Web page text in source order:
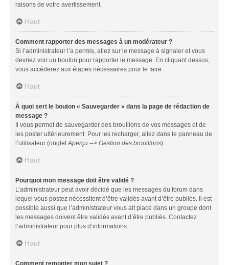
raisons de votre avertissement.
Haut
Comment rapporter des messages à un modérateur ?
Si l’administrateur l’a permis, allez sur le message à signaler et vous
devriez voir un bouton pour rapporter le message. En cliquant dessus,
vous accéderez aux étapes nécessaires pour le faire.
Haut
À quoi sert le bouton « Sauvegarder » dans la page de rédaction de
message ?
Il vous permet de sauvegarder des brouillons de vos messages et de
les poster ultérieurement. Pour les recharger, allez dans le panneau de
l’utilisateur (ongletAperçu --> Gestion des brouillons).
Haut
Pourquoi mon message doit être validé ?
L’administrateur peut avoir décidé que les messages du forum dans
lequel vous postez nécessitent d’être validés avant d’être publiés. Il est
possible aussi que l’administrateur vous ait placé dans un groupe dont
les messages doivent être validés avant d’être publiés. Contactez
l’administrateur pour plus d’informations.
Haut
Comment remonter mon sujet ?